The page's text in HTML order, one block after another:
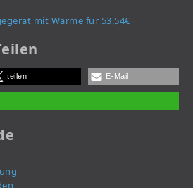
mit Wärme für 53,54€
teilen E-Mail